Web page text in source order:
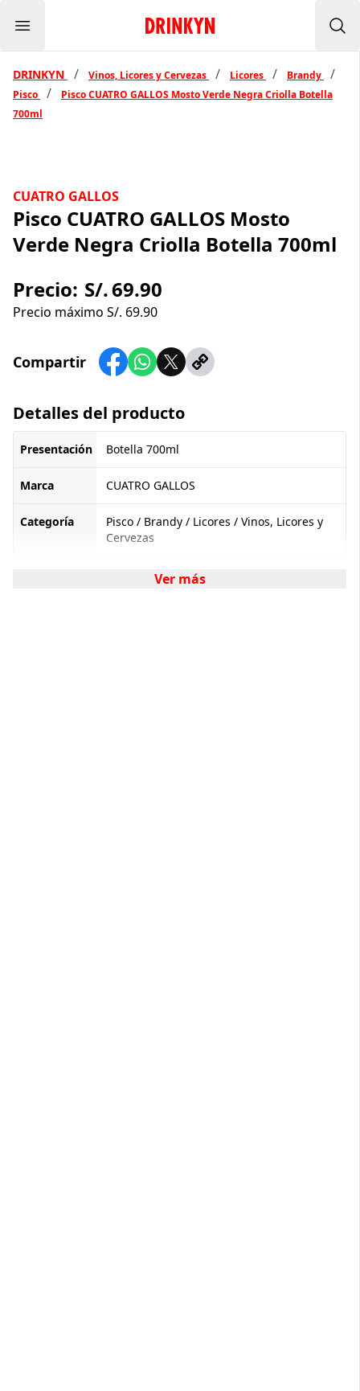
Menu Inicio Drinkyn
DRINKYN / Vinos, Licores y Cervezas / Licores / Brandy /
Pisco /
Pisco CUATRO GALLOS Mosto Verde Negra Criolla Botella
700ml
CUATRO GALLOS
Pisco CUATRO GALLOS Mosto
Verde Negra Criolla Botella 700ml
Precio: S/.69.90
Precio máximo S/. 69.90
Compartir
Detalles del producto
Presentación Botella 700ml
Marca CUATRO GALLOS
Categoría
Pisco / Brandy / Licores / Vinos, Licores y
Cervezas
Ver más